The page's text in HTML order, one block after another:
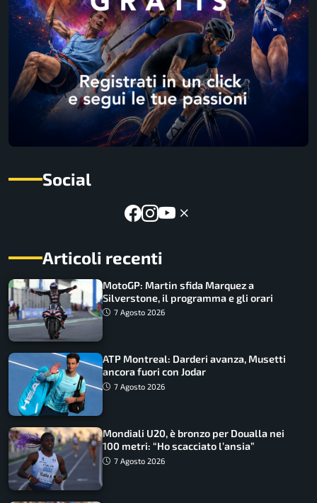
Social
Articoli recenti
MotoGP: Martin sfida Marquez a
Silverstone, il programma e gli orari
7 Agosto 2026
ATP Montreal: Darderi avanza, Musetti
ancora fuori con Jodar
7 Agosto 2026
Mondiali U20, è bronzo per Doualla nei
100 metri: “Ho scacciato l’ansia”
7 Agosto 2026